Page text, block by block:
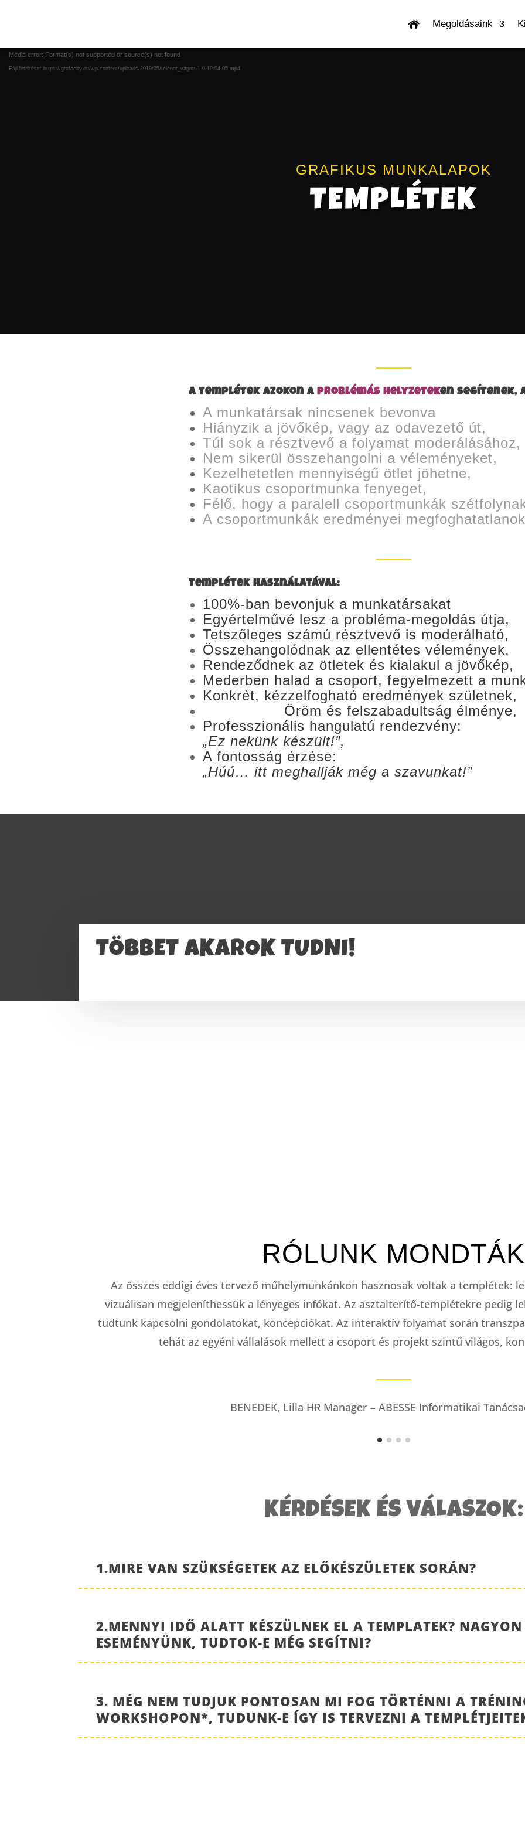
Megoldásaink
Media error: Format(s) not supported or source(s) not found
Fájl letöltése: https://grafacity.eu/wp-content/uploads/2019/05/telenor_vagott-1.0-19-04-05.mp4
GRAFIKUS MUNKALAPOK
TEMPLÉTEK
A templétek azokon a problémás helyzeteken segítenek,
A munkatársak nincsenek bevonva
Hiányzik a jövőkép, vagy az odavezető út,
Túl sok a résztvevő a folyamat moderálásához,
Nem sikerül összehangolni a véleményeket,
Kezelhetetlen mennyiségű ötlet jöhetne,
Kaotikus csoportmunka fenyeget,
Félő, hogy a paralell csoportmunkák
A csoportmunkák eredményei
Templétek használatával:
100%-ban bevonjuk a munkatársakat
Egyértelművé lesz a probléma-megoldás útja,
Tetszőleges számú résztvevő is moderálható,
Összehangolódnak az ellentétes vélemények,
Rendeződnek az ötletek és kialakul a jövőkép,
Mederben halad a csoport, fegyelmezett a
Konkrét, kézzelfogható eredmények születnek,
Öröm és felszabadultság élménye,
Professzionális hangulatú rendezvény:
„Ez nekünk készült!”,
A fontosság érzése:
„Húú… itt meghallják még a szavunkat!”
TÖBBET AKAROK TUDNI!
RÓLUNK MONDTÁK
Az összes eddigi éves tervező műhelymunkánkon hasznosak voltak a templétek:
vizuálisan megjeleníthessük a lényeges infókat. Az asztalterítő-templétekre pedig
tudtunk kapcsolni gondolatokat, koncepciókat. Az interaktív folyamat során
tehát az egyéni vállalások mellett a csoport és projekt szintű világos,
BENEDEK, Lilla HR Manager – ABESSE Informatikai
KÉRDÉSEK ÉS VÁLASZOK:
1.MIRE VAN SZÜKSÉGETEK AZ ELŐKÉSZÜLETEK SORÁN?
2.MENNYI IDŐ ALATT KÉSZÜLNEK EL A TEMPLATEK?
ESEMÉNYÜNK, TUDTOK-E MÉG SEGÍTNI?
3. MÉG NEM TUDJUK PONTOSAN MI FOG TÖRTÉNNI A
WORKSHOPON*, TUDUNK-E ÍGY IS TERVEZNI A